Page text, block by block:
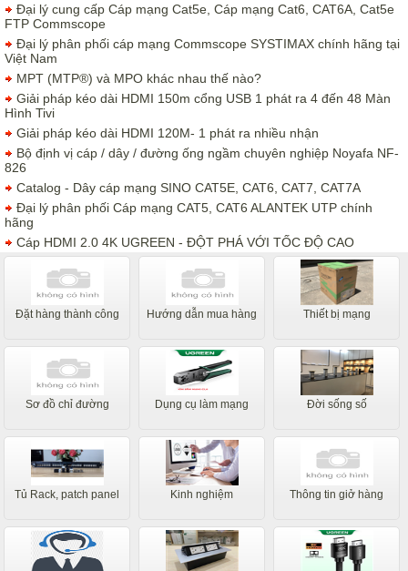
Đại lý cung cấp Cáp mạng Cat5e, Cáp mạng Cat6, CAT6A, Cat5e
FTP Commscope
Đại lý phân phối cáp mạng Commscope SYSTIMAX chính hãng tại
Việt Nam
MPT (MTP®) và MPO khác nhau thế nào?
Giải pháp kéo dài HDMI 150m cổng USB 1 phát ra 4 đến 48 Màn
Hình Tivi
Giải pháp kéo dài HDMI 120M- 1 phát ra nhiều nhận
Bộ định vị cáp / dây / đường ống ngầm chuyên nghiệp Noyafa NF-
826
Catalog - Dây cáp mạng SINO CAT5E, CAT6, CAT7, CAT7A
Đại lý phân phối Cáp mạng CAT5, CAT6 ALANTEK UTP chính
hãng
Cáp HDMI 2.0 4K UGREEN - ĐỘT PHÁ VỚI TỐC ĐỘ CAO
Đặt hàng thành công Hướng dẫn mua hàng Thiết bị mạng
Sơ đồ chỉ đường Dụng cụ làm mạng Đời sống số
Tủ Rack, patch panel Kinh nghiệm Thông tin giở hàng